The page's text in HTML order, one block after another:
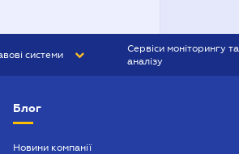
системи
Сервіси моніторингу та
аналізу
Блог
Новини компанії